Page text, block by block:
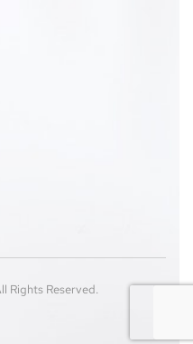
Rights Reserved.